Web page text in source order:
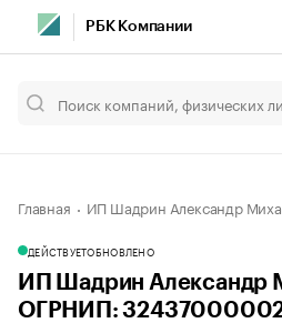
РБК Компании
Главная ИП Шадрин Александр
ДЕЙСТВУЕТОБНОВЛЕНО
ИП Шадрин Александр
ОГРНИП: